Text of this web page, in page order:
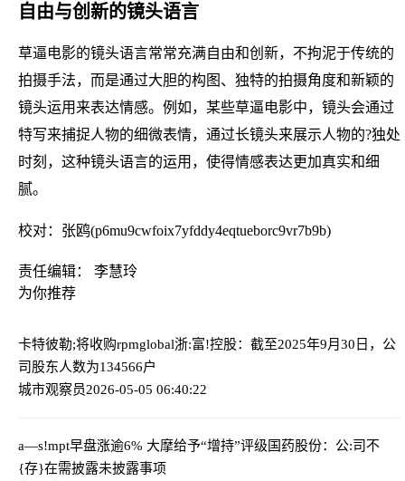
自由与创新的镜头语言
草逼电影的镜头语言常常充满自由和创新，不拘泥于传统的
拍摄手法，而是通过大胆的构图、独特的拍摄角度和新颖的
镜头运用来表达情感。例如，某些草逼电影中，镜头会通过
特写来捕捉人物的细微表情，通过长镜头来展示人物的?独处
时刻，这种镜头语言的运用，使得情感表达更加真实和细
腻。
校对：张鸥(p6mu9cwfoix7yfddy4eqtueborc9vr7b9b)
责任编辑： 李慧玲
为你推荐
卡特彼勒;将收购rpmglobal浙:富!控股：截至2025年9月30日，公
司股东人数为134566户
城市观察员2026-05-05 06:40:22
a—s!mpt早盘涨逾6% 大摩给予“增持”评级国药股份：公:司不
{存}在需披露未披露事项